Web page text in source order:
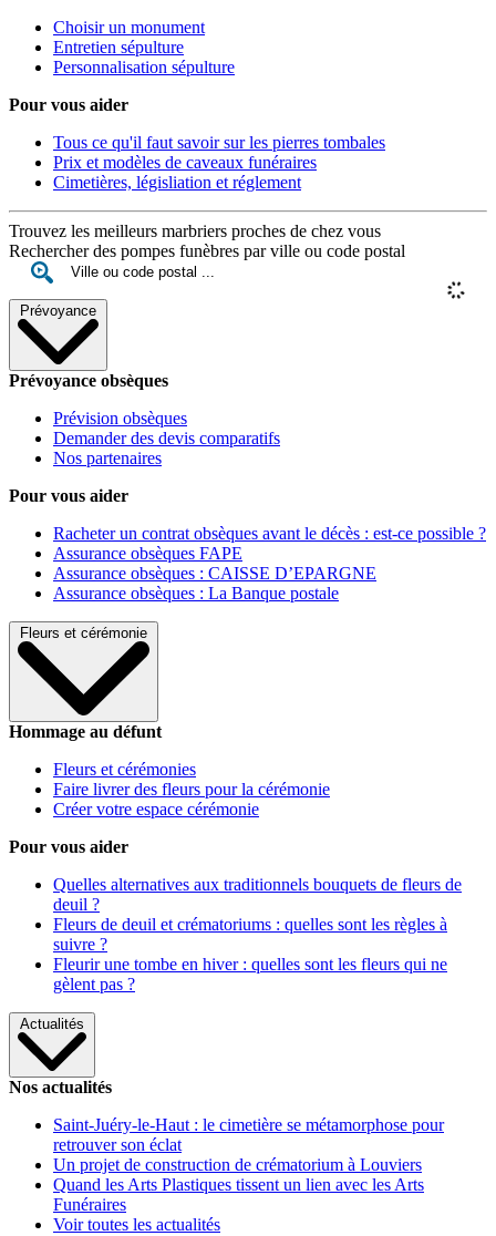
Choisir un monument
Entretien sépulture
Personnalisation sépulture
Pour vous aider
Tous ce qu'il faut savoir sur les pierres tombales
Prix et modèles de caveaux funéraires
Cimetières, législiation et réglement
Trouvez les meilleurs marbriers proches de chez vous
Rechercher des pompes funèbres par ville ou code postal
Prévoyance
Prévoyance obsèques
Prévision obsèques
Demander des devis comparatifs
Nos partenaires
Pour vous aider
Racheter un contrat obsèques avant le décès : est-ce possible ?
Assurance obsèques FAPE
Assurance obsèques : CAISSE D’EPARGNE
Assurance obsèques : La Banque postale
Fleurs et cérémonie
Hommage au défunt
Fleurs et cérémonies
Faire livrer des fleurs pour la cérémonie
Créer votre espace cérémonie
Pour vous aider
Quelles alternatives aux traditionnels bouquets de fleurs de
deuil ?
Fleurs de deuil et crématoriums : quelles sont les règles à
suivre ?
Fleurir une tombe en hiver : quelles sont les fleurs qui ne
gèlent pas ?
Actualités
Nos actualités
Saint-Juéry-le-Haut : le cimetière se métamorphose pour
retrouver son éclat
Un projet de construction de crématorium à Louviers
Quand les Arts Plastiques tissent un lien avec les Arts
Funéraires
Voir toutes les actualités